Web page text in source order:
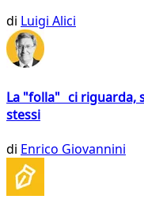
di Luigi Alici
La "folla" ci riguarda,
stessi
di Enrico Giovannini